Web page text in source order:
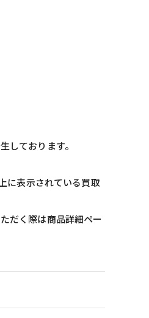
しております。
に表示されている買取
だく際は商品詳細ペー